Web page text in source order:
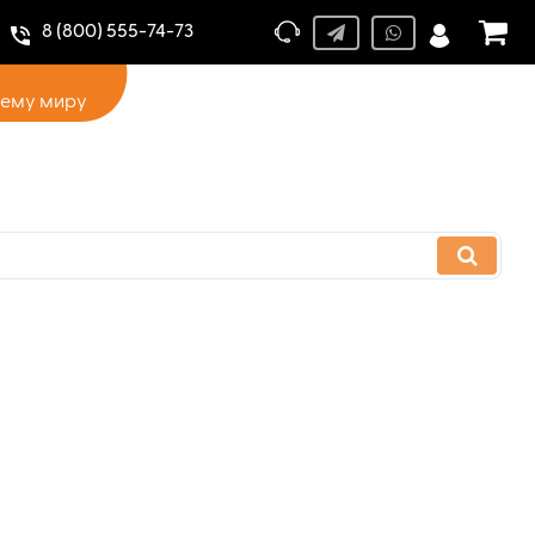
8 (800) 555-74-73
миру